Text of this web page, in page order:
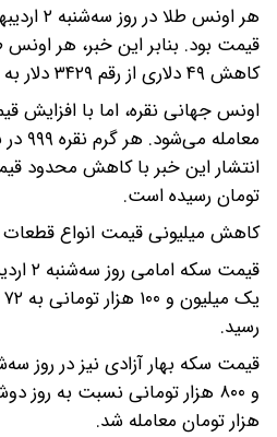
کاهش ۴۹ دلاری از رقم ۳۴۲۹ دلار به رقم ۳۳۸۰ دلار رسید.
تومان رسیده است.
کاهش میلیونی قیمت انواع
رسید.
قیمت سکه بهار آزادی نیز در روز
هزار تومان معامله شد.